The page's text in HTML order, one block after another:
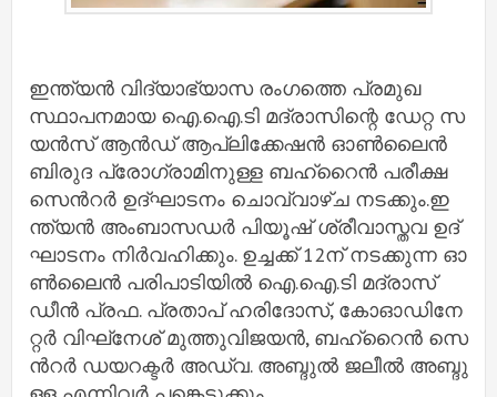
ഇ​ന്ത്യ​ന്‍ വി​ദ്യാ​ഭ്യാ​സ രം​ഗ​ത്തെ പ്ര​മു​ഖ
സ്ഥാ​പ​ന​മാ​യ ഐ.​ഐ.​ടി മ​ദ്രാ​സി​​ന്റെ ഡേ​റ്റ സ​
യ​ന്‍​സ് ആ​ന്‍​ഡ് ആ​പ്ലി​ക്കേ​ഷ​ന്‍ ഓ​ണ്‍​ലൈ​ന്‍
ബി​രു​ദ പ്രോ​ഗ്രാ​മി​നു​ള്ള ബ​ഹ്‌​റൈ​ന്‍ പ​രീ​ക്ഷ
സെ​ന്‍റ​ര്‍ ഉ​ദ്‌​ഘാ​ട​നം ചൊ​വ്വാ​ഴ്ച ന​ട​ക്കും.ഇ​
ന്ത്യ​ന്‍ അം​ബാ​സ​ഡ​ര്‍ പി​യൂ​ഷ് ശ്രീ​വാ​സ്ത​വ ഉ​ദ്​​
ഘാ​ട​നം നി​ര്‍​വ​ഹി​ക്കും. ഉ​ച്ച​ക്ക്​ 12ന്​ ​ന​ട​ക്കു​ന്ന ഓ​
ണ്‍​ലൈ​ന്‍ പ​രി​പാ​ടി​യി​ല്‍ ഐ.​ഐ.​ടി മ​ദ്രാ​സ്
ഡീ​ന്‍ പ്ര​ഫ. പ്ര​താ​പ് ഹ​രി​ദോ​സ്, കോ​ഓ​ഡി​നേ​
റ്റ​ര്‍ വി​ഘ്‌​നേ​ശ് മു​ത്തു​വി​ജ​യ​ന്‍, ബ​ഹ്‌​റൈ​ന്‍ സെ​
ന്‍റ​ര്‍ ഡ​യ​റ​ക്ട​ര്‍ അ​ഡ്വ. അ​ബ്ദു​ല്‍ ജ​ലീ​ല്‍ അ​ബ്ദു​